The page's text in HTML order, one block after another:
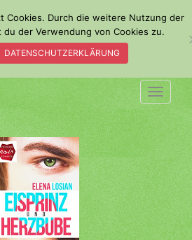
Cookies. Durch die weitere Nutzung der
du der Verwendung von Cookies zu.
DATENSCHUTZERKLÄRUNG